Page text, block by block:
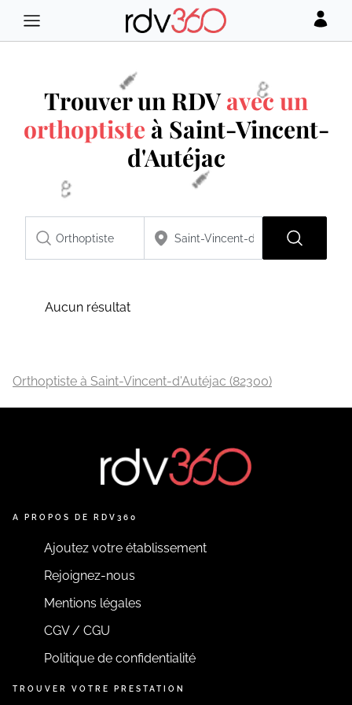
Trouver un RDVavec un
orthoptiste à Saint-Vincent-
d'Autéjac
Aucun résultat
Orthoptiste à Saint-Vincent-d'Autéjac (82300)
A PROPOS DE RDV360
Ajoutez votre établissement
Rejoignez-nous
Mentions légales
CGV / CGU
Politique de confidentialité
TROUVER VOTRE PRESTATION